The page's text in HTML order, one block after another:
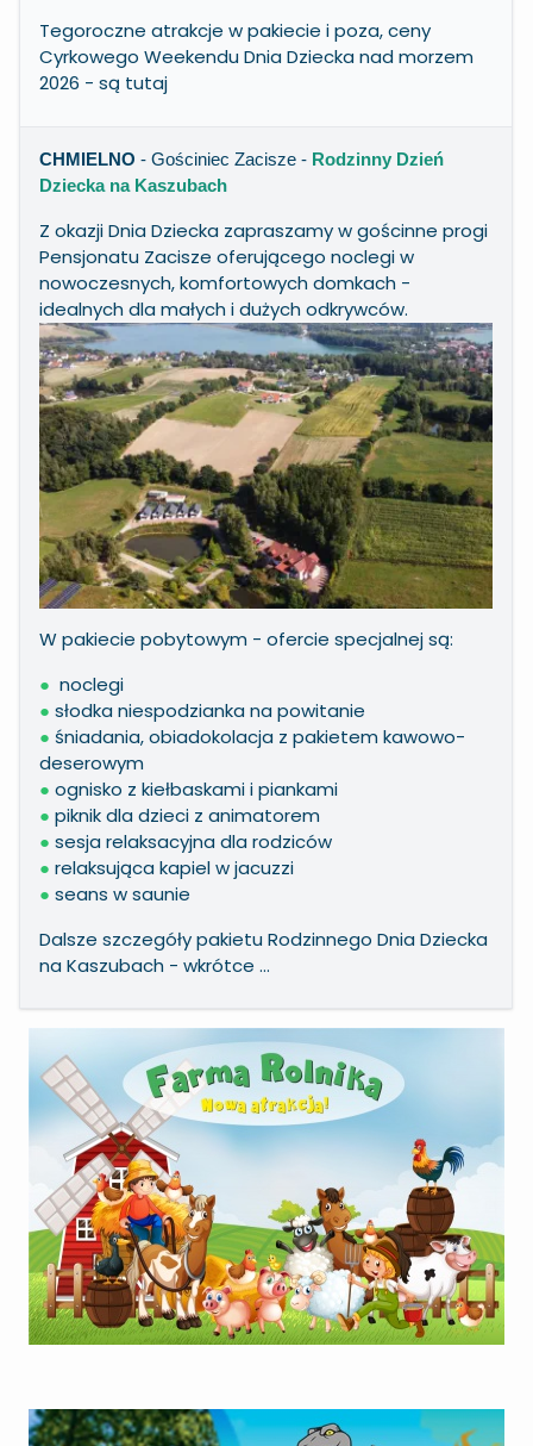
Tegoroczne atrakcje w pakiecie i poza, ceny
Cyrkowego Weekendu Dnia Dziecka nad morzem
2026 - są tutaj
CHMIELNO - Gościniec Zacisze - Rodzinny Dzień
Dziecka na Kaszubach
Z okazji Dnia Dziecka zapraszamy w gościnne progi
Pensjonatu Zacisze oferującego noclegi w
nowoczesnych, komfortowych domkach -
idealnych dla małych i dużych odkrywców.
W pakiecie pobytowym - ofercie specjalnej są:
● noclegi
● słodka niespodzianka na powitanie
● śniadania, obiadokolacja z pakietem kawowo-
deserowym
● ognisko z kiełbaskami i piankami
● piknik dla dzieci z animatorem
● sesja relaksacyjna dla rodziców
● relaksująca kapiel w jacuzzi
● seans w saunie
Dalsze szczegóły pakietu Rodzinnego Dnia Dziecka
na Kaszubach - wkrótce ...